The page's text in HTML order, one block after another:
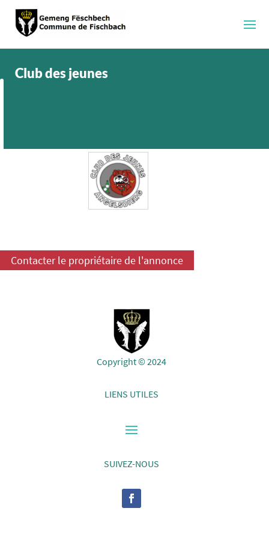
Club des jeunes
Contacter le propriétaire de l'annonce
Copyright © 2024
LIENS UTILES
SUIVEZ-NOUS